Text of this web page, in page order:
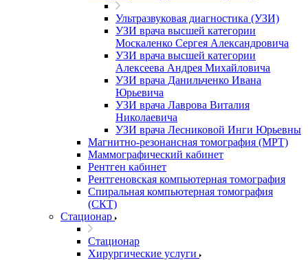
Ультразвуковая диагностика (УЗИ)
УЗИ врача высшей категории
Москаленко Сергея Александровича
УЗИ врача высшей категории
Алексеева Андрея Михайловича
УЗИ врача Данильченко Ивана
Юрьевича
УЗИ врача Лаврова Виталия
Николаевича
УЗИ врача Лесниковой Инги Юрьевны
Магнитно-резонансная томография (МРТ)
Маммографический кабинет
Рентген кабинет
Рентгеновская компьютерная томография
Спиральная компьютерная томография
(СКТ)
Стационар
Стационар
Хирургические услуги